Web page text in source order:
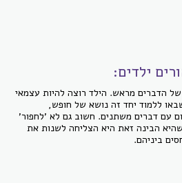
ילדים:
של הדברים מראש. הילד רוצה להיות עצמאי
ללמוד יחד זה נושא של חופש,
עם דברים משתנים. חשוב גם לא 'לחפור'
הבינה זאת היא הצליחה לשנות את
ביניהם.